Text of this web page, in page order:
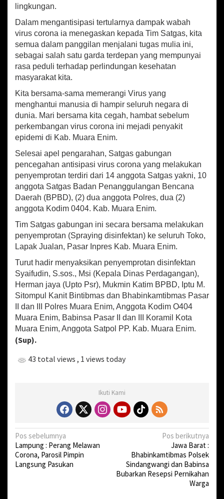
p
r
o
a
n
D
s
i
n
t
a
n
P
e
n
c
e
g
a
a
n
C
o
v
i
d
-
lingkungan.
Dalam mengantisipasi tertularnya dampak wabah
virus corona ia menegaskan kepada Tim Satgas, kita
semua dalam panggilan menjalani tugas mulia ini,
sebagai salah satu garda terdepan yang mempunyai
rasa peduli terhadap perlindungan kesehatan
masyarakat kita.
Kita bersama-sama memerangi Virus yang
menghantui manusia di hampir seluruh negara di
dunia. Mari bersama kita cegah, hambat sebelum
perkembangan virus corona ini mejadi penyakit
epidemi di Kab. Muara Enim.
Selesai apel pengarahan, Satgas gabungan
pencegahan antisipasi virus corona yang melakukan
penyemprotan terdiri dari 14 anggota Satgas yakni, 10
anggota Satgas Badan Penanggulangan Bencana
Daerah (BPBD), (2) dua anggota Polres, dua (2)
anggota Kodim 0404. Kab. Muara Enim.
Tim Satgas gabungan ini secara bersama melakukan
penyemprotan (Spraying disinfektan) ke seluruh Toko,
Lapak Jualan, Pasar Inpres Kab. Muara Enim.
Turut hadir menyaksikan penyemprotan disinfektan
Syaifudin, S.sos., Msi (Kepala Dinas Perdagangan),
Herman jaya (Upto Psr), Mukmin Katim BPBD, Iptu M.
Sitompul Kanit Bintibmas dan Bhabinkamtibmas Pasar
II dan III Polres Muara Enim, Anggota Kodim O404
Muara Enim, Babinsa Pasar II dan III Koramil Kota
Muara Enim, Anggota Satpol PP. Kab. Muara Enim.
(Sup).
43 total views , 1 views today
Ikuti Kami
N
a
v
Pos sebelumnya
Lampung : Perang Melawan
Corona, Parosil Pimpin
Langsung Pasukan
Pos berikutnya
Jawa Barat :
Bhabinkamtibmas Polsek
Sindangwangi dan Babinsa
Bubarkan Resepsi Pernikahan
Warga